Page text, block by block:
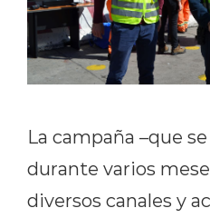
La campaña –que
durante varios
diversos canales y